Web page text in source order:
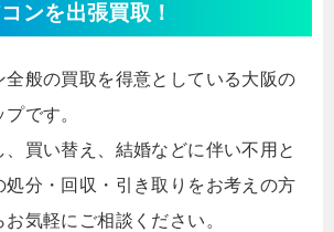
ンを出張買取！
全般の買取を得意としている大阪の
です。
、買い替え、結婚などに伴い不用と
処分・回収・引き取りをお考えの方
気軽にご相談ください。